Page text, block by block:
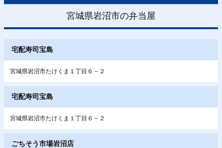
宮城県岩沼市の弁当屋
宅配寿司宝島
宮城県岩沼市たけくま１丁目６－２
宅配寿司宝島
宮城県岩沼市たけくま１丁目６－２
ごちそう市場岩沼店